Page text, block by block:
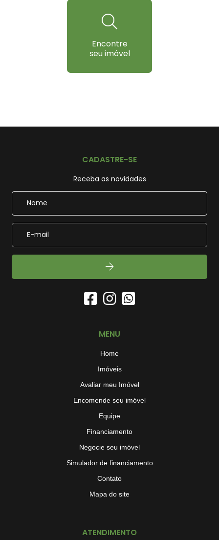
Encontre
seu imóvel
CADASTRE-SE
Receba as novidades
MENU
Home
Imóveis
Avaliar meu Imóvel
Encomende seu imóvel
Equipe
Financiamento
Negocie seu imóvel
Simulador de financiamento
Contato
Mapa do site
ATENDIMENTO